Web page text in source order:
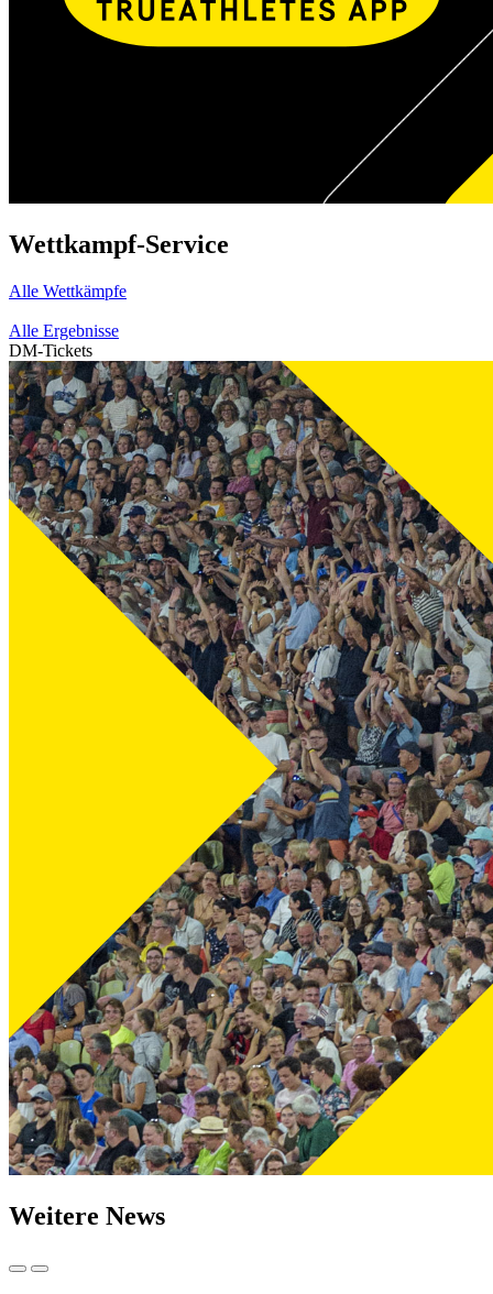
Wettkampf-Service
Alle Wettkämpfe
Alle Ergebnisse
DM-Tickets
Weitere News